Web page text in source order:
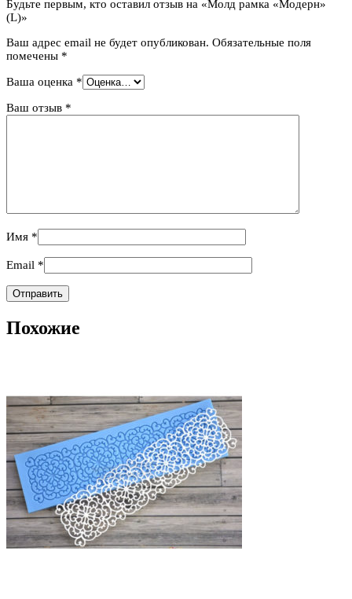
Будьте первым, кто оставил отзыв на «Молд рамка «Модерн»
(L)»
Ваш адрес email не будет опубликован. Обязательные поля
помечены *
Ваша оценка *
Ваш отзыв *
Имя *
Email *
Похожие